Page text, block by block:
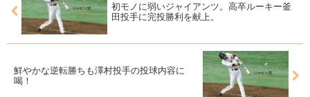
初モノに弱いジャイアンツ。高卒ルーキー釜
田投手に完投勝利を献上。
鮮やかな逆転勝ちも澤村投手の投球内容に
喝！